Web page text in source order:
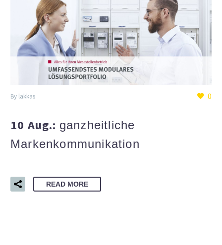
0
By lakkas
10 Aug.: ganzheitliche
Markenkommunikation
READ MORE